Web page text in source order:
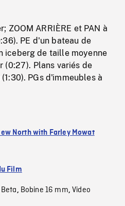
ZOOM ARRIÈRE et PAN à
PE d'un bateau de
iceberg de taille moyenne
(0:27). Plans variés de
PGs d'immeubles à
North with Farley Mowat
Film
, Bobine 16 mm,Video